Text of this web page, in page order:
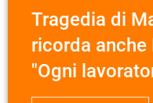
Tragedia di
ricorda anche
"Ogni